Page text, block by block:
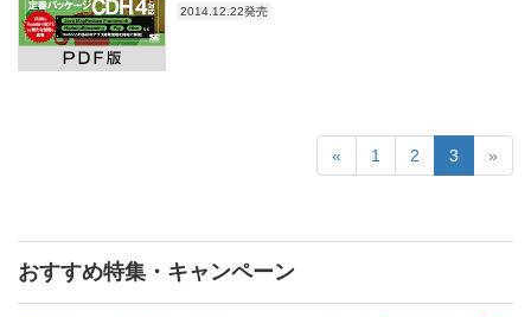
2014.12.22発売
« 1 2 3 »
おすすめ特集・キャンペーン